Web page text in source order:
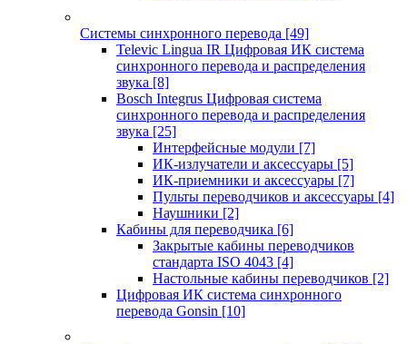
Системы синхронного перевода [49]
Televic Lingua IR Цифровая ИК система
синхронного перевода и распределения
звука [8]
Bosch Integrus Цифровая система
синхронного перевода и распределения
звука [25]
Интерфейсные модули [7]
ИК-излучатели и аксессуары [5]
ИК-приемники и аксессуары [7]
Пульты переводчиков и аксессуары [4]
Наушники [2]
Кабины для переводчика [6]
Закрытые кабины переводчиков
стандарта ISO 4043 [4]
Настольные кабины переводчиков [2]
Цифровая ИК система синхронного
перевода Gonsin [10]